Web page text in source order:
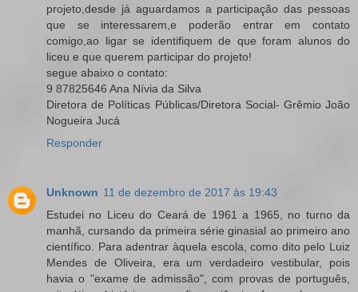
projeto,desde já aguardamos a participação das pessoas
que se interessarem,e poderão entrar em contato
comigo,ao ligar se identifiquem de que foram alunos do
liceu e que querem participar do projeto!
segue abaixo o contato:
9 87825646 Ana Nívia da Silva
Diretora de Políticas Públicas/Diretora Social- Grêmio João
Nogueira Jucá
Responder
Unknown 11 de dezembro de 2017 às 19:43
Estudei no Liceu do Ceará de 1961 a 1965, no turno da
manhã, cursando da primeira série ginasial ao primeiro ano
científico. Para adentrar àquela escola, como dito pelo Luiz
Mendes de Oliveira, era um verdadeiro vestibular, pois
havia o "exame de admissão", com provas de português,